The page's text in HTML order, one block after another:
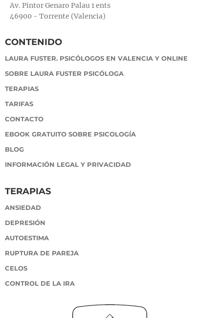
Av. Pintor Genaro Palau 1 ents
46900 - Torrente (Valencia)
CONTENIDO
LAURA FUSTER. PSICÓLOGOS EN VALENCIA Y ONLINE
SOBRE LAURA FUSTER PSICÓLOGA
TERAPIAS
TARIFAS
CONTACTO
EBOOK GRATUITO SOBRE PSICOLOGÍA
BLOG
INFORMACIÓN LEGAL Y PRIVACIDAD
TERAPIAS
ANSIEDAD
DEPRESIÓN
AUTOESTIMA
RUPTURA DE PAREJA
CELOS
CONTROL DE LA IRA